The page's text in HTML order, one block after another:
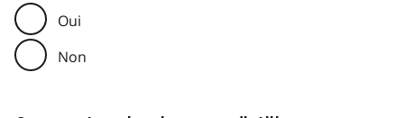
Oui
Non